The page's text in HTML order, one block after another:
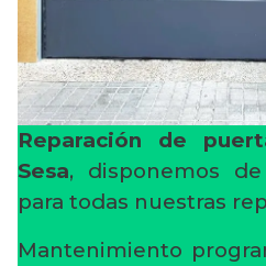
Reparación de
Sesa, disponemos
para todas nuestras
Mantenimiento